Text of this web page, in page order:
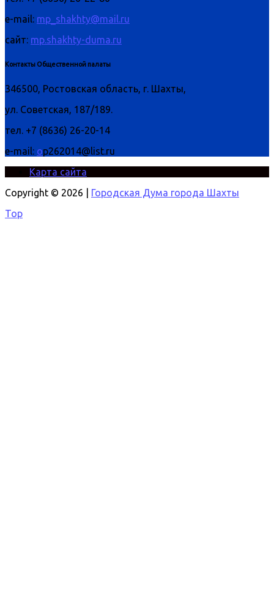
e-mail: mp_shakhty@mail.ru
сайт: mp.shakhty-duma.ru
Контакты Общественной палаты
346500, Ростовская область, г. Шахты,
ул. Советская, 187/189.
тел. +7 (8636) 26-20-14
e-mail: op262014@list.ru
Карта сайта
Copyright © 2026 | Городская Дума города Шахты
Top